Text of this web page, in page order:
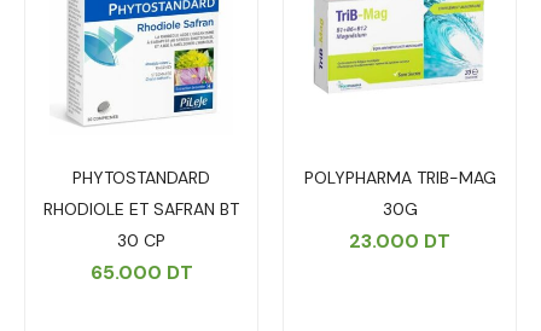
PHYTOSTANDARD
RHODIOLE ET SAFRAN BT
30 CP
65.000 DT
POLYPHARMA TRIB-MAG
30G
23.000 DT